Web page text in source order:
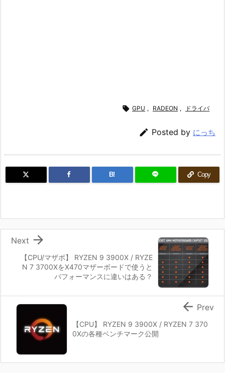
 GPU , RADEON , ドライバ
 Posted by にっち
B! Copy
【CPU/マザボ】 RYZEN 9 3900X / RYZE
N 7 3700XをX470マザーボードで使うと
パフォーマンスに違いはある？

Next
【CPU】 RYZEN 9 3900X / RYZEN 7 370
0Xの各種ベンチマーク公開
 Prev